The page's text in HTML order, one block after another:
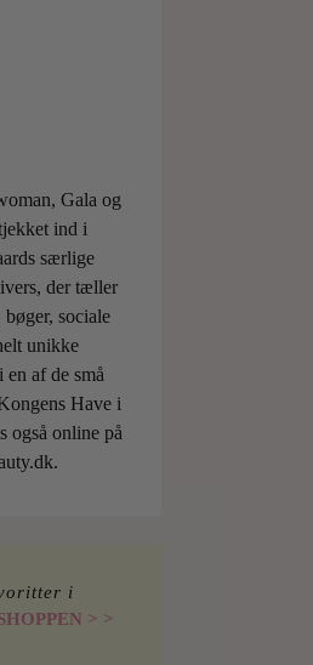
Gala og
ind i
særlige
der tæller
sociale
unikke
en af de små
Have i
også online på
i
> >